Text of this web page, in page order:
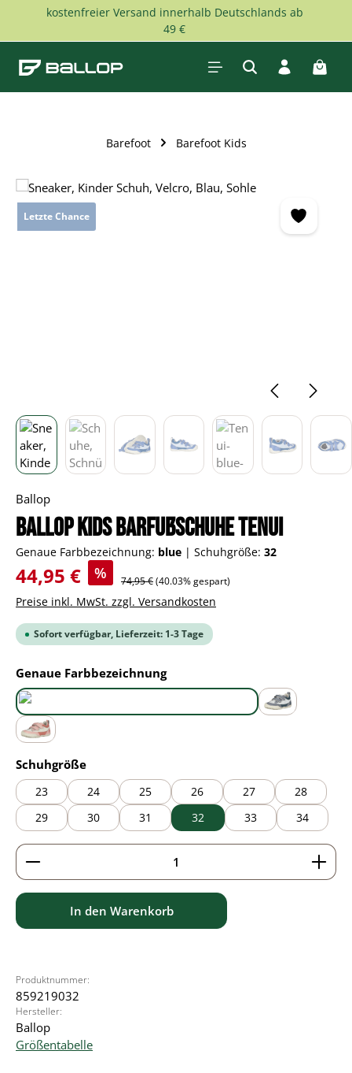
Zum Hauptinhalt springen
kostenfreier Versand innerhalb Deutschlands ab
49 €
Barefoot Barefoot Kids
Bildergalerie überspringen
Letzte Chance
Ballop
BALLOP Kids Barfußschuhe Tenui
Genaue Farbbezeichnung: blue | Schuhgröße: 32
Verkaufspreis:
44,95 € % Regulärer Preis:
74,95 €(40.03% gespart)
Preise inkl. MwSt. zzgl. Versandkosten
Sofort verfügbar, Lieferzeit: 1-3 Tage
Genaue Farbbezeichnungauswählen
blue
grey
pink
Schuhgrößeauswählen
23 24 25 26 27
28
29
30 31 32 33 34
Produkt Anzahl: Gib den gewünschten Wert ein
In den Warenkorb
Produktnummer:
859219032
Hersteller:
Ballop
Größentabelle